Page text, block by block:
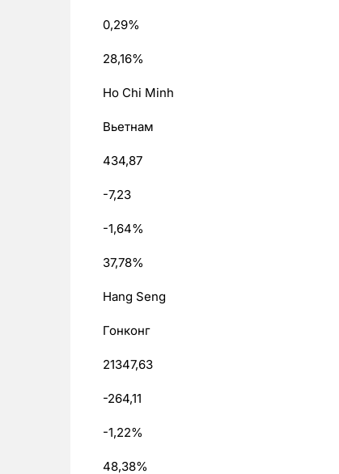
0,29%
28,16%
Ho Chi Minh
Вьетнам
434,87
-7,23
-1,64%
37,78%
Hang Seng
Гонконг
21347,63
-264,11
-1,22%
48,38%